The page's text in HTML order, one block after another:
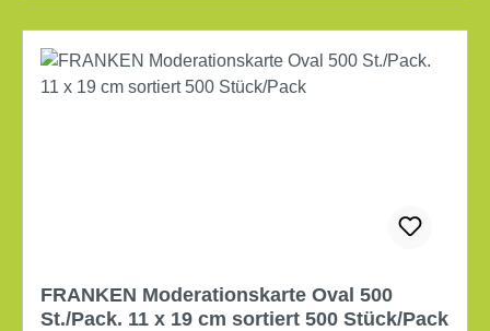
FRANKEN Moderationskarte Oval 500
St./Pack. 11 x 19 cm sortiert 500 Stück/Pack